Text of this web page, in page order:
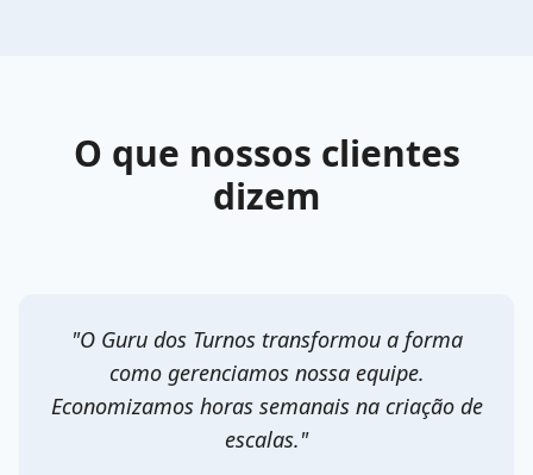
O que nossos clientes
dizem
"O Guru dos Turnos transformou a forma
como gerenciamos nossa equipe.
Economizamos horas semanais na criação de
escalas."